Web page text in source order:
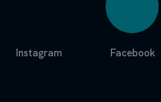
Facebook
Instagram